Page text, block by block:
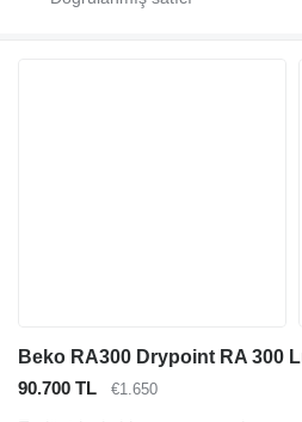
90.700 TL €1.650